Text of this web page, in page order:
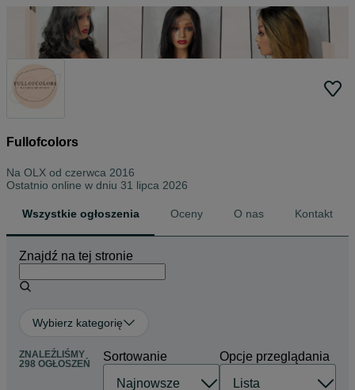
Fullofcolors
Na OLX od czerwca 2016
Ostatnio online w dniu 31 lipca 2026
Wszystkie ogłoszenia Oceny O nas Kontakt
Znajdź na tej stronie
Wybierz kategorię
ZNALEŹLIŚMY
298 OGŁOSZEŃ
Sortowanie Opcje przeglądania